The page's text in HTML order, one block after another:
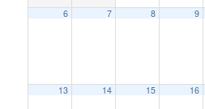
6 7 8 9
13 14 15 16